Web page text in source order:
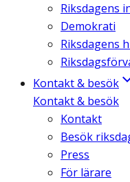
Riksdagens
Demokrati
Riksdagens
Kontakt & besök
Kontakt & besök
Kontakt
Besök
Press
För lärare